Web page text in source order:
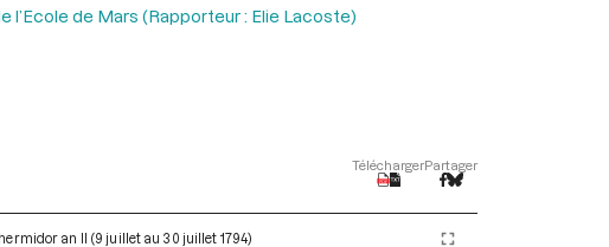
de Mars (Rapporteur : Elie Lacoste)
TéléchargerPartager
an II (9 juillet au 30 juillet 1794)